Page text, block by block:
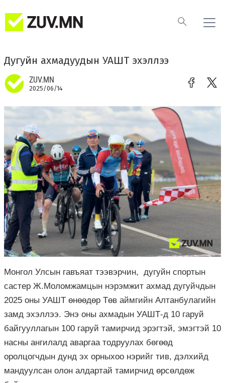
Дугуйн ахмадуудын УАШТ эхэллээ
ZUV.MN
2025/06/14
Монгол Улсын гавъяат тээвэрчин, дугуйн спортын
састер Ж.Моломжамцын нэрэмжит ахмад дугуйчдын
2025 оны УАШТ өнөөдөр Төв аймгийн Алтанбулагийн
замд эхэллээ. Энэ оны ахмадын УАШТ-д 10 гаруй
байгууллагын 100 гаруй тамирчид эрэгтэй, эмэгтэй 10
насны ангилалд аваргаа тодруулах бөгөөд
оролцогчдын дунд эх орныхоо нэрийг тив, дэлхийд
мандуулсан олон алдартай тамирчид өрсөлдөж